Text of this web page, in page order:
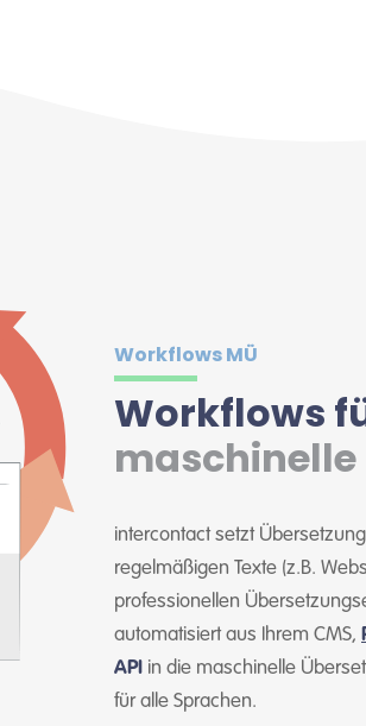
Workflows MÜ
Workflows
maschinelle
intercontact setzt
regelmäßigen Texte (z.B.
professionellen
automatisiert aus Ihrem CMS,
API in die maschinelle
für alle Sprachen.